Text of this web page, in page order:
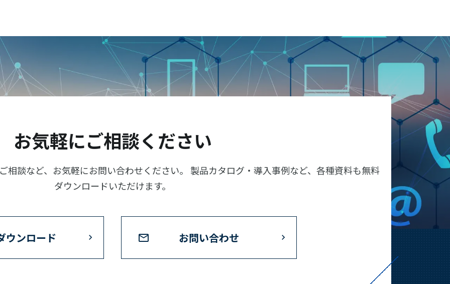
お気軽にご相談ください
相談など、お気軽にお問い合わせください。 製品カタログ・導入事例など、各種資料も無料
ダウンロードいただけます。
ウンロード お問い合わせ